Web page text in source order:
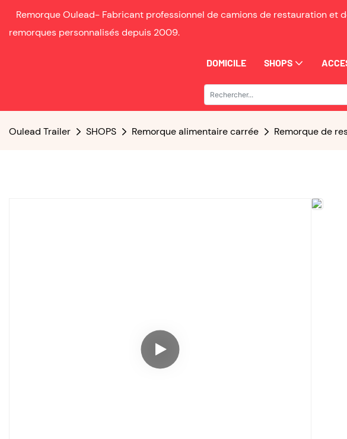
Remorque Oulead- Fabricant professionnel de camions de restauration et
remorques personnalisés depuis 2009.
DOMICILE SHOPS
Oulead Trailer SHOPS Remorque alimentaire carrée Remorque de